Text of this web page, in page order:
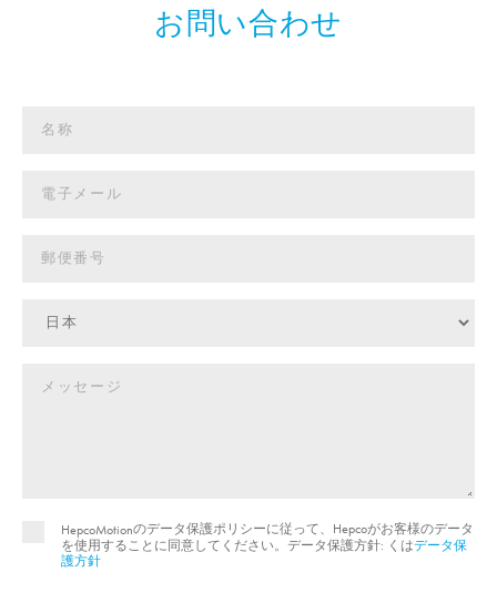
HepcoMotionのデータ保護ポリシーに従って、Hepcoがお客様のデータ
を使用することに同意してください。データ保護方針: くはデータ保
護方針